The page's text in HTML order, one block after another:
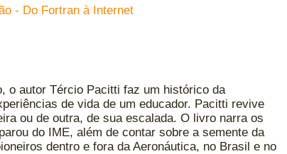
- Do Fortran à Internet
o autor Tércio Pacitti faz um histórico da
de vida de um educador. Pacitti revive
ou de outra, de sua escalada. O livro narra os
do IME, além de contar sobre a semente da
dentro e fora da Aeronáutica, no Brasil e no